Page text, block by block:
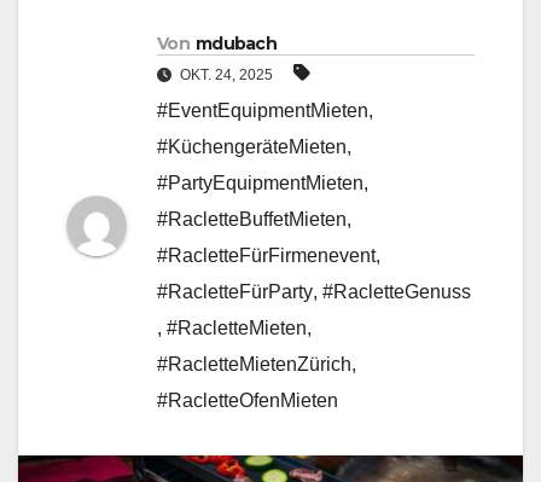
Von mdubach
OKT. 24, 2025
#EventEquipmentMieten,
#KüchengeräteMieten,
#PartyEquipmentMieten,
#RacletteBuffetMieten,
#RacletteFürFirmenevent,
#RacletteFürParty, #RacletteGenuss
, #RacletteMieten,
#RacletteMietenZürich,
#RacletteOfenMieten